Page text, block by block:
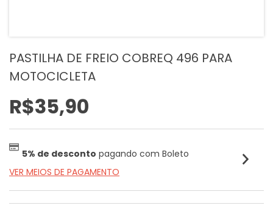
PASTILHA DE FREIO COBREQ 496 PARA
MOTOCICLETA
R$35,90
5% de desconto pagando com Boleto
VER MEIOS DE PAGAMENTO